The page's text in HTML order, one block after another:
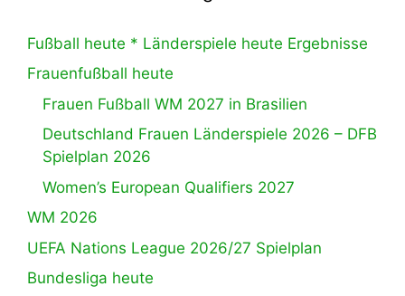
Fußball heute * Länderspiele heute Ergebnisse
Frauenfußball heute
Frauen Fußball WM 2027 in Brasilien
Deutschland Frauen Länderspiele 2026 – DFB
Spielplan 2026
Women’s European Qualifiers 2027
WM 2026
UEFA Nations League 2026/27 Spielplan
Bundesliga heute